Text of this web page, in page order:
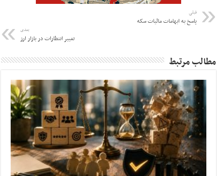
قبلی
پاسخ به ابهامات مالیات سکه
بعدی
تغییر انتظارات در بازار ارز
مطالب مرتبط